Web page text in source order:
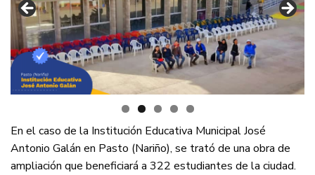
En el caso de la Institución Educativa Municipal José
Antonio Galán en Pasto (Nariño), se trató de una obra de
ampliación que beneficiará a 322 estudiantes de la ciudad.